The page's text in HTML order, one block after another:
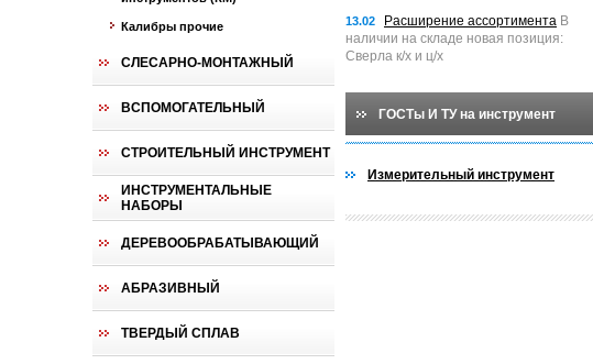
Калибры прочие
СЛЕСАРНО-МОНТАЖНЫЙ
ВСПОМОГАТЕЛЬНЫЙ
СТРОИТЕЛЬНЫЙ ИНСТРУМЕНТ
ИНСТРУМЕНТАЛЬНЫЕ
НАБОРЫ
ДЕРЕВООБРАБАТЫВАЮЩИЙ
АБРАЗИВНЫЙ
ТВЕРДЫЙ СПЛАВ
13.02 Расширение ассортимента В
наличии на складе новая позиция:
Сверла к/х и ц/х
ГОСТы И ТУ на инструмент
Измерительный инструмент